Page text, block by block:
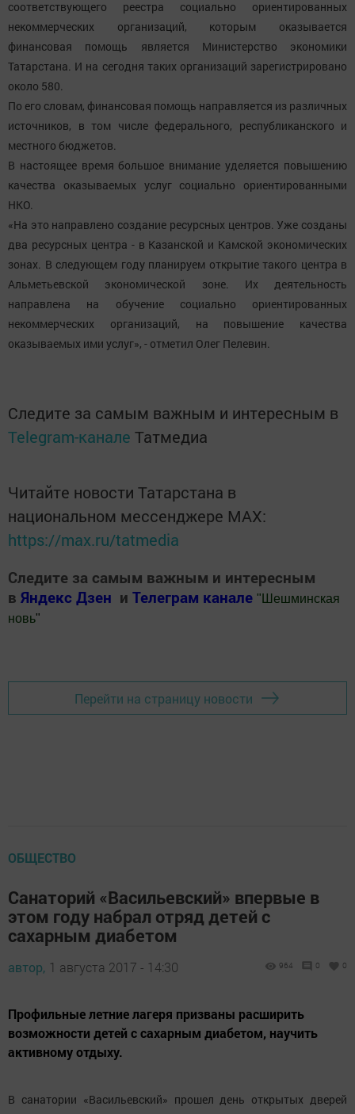
соответствующего реестра социально ориентированных
некоммерческих организаций, которым оказывается
финансовая помощь является Министерство экономики
Татарстана. И на сегодня таких организаций зарегистрировано
около 580.
По его словам, финансовая помощь направляется из различных
источников, в том числе федерального, республиканского и
местного бюджетов.
В настоящее время большое внимание уделяется повышению
качества оказываемых услуг социально ориентированными
НКО.
«На это направлено создание ресурсных центров. Уже созданы
два ресурсных центра - в Казанской и Камской экономических
зонах. В следующем году планируем открытие такого центра в
Альметьевской экономической зоне. Их деятельность
направлена на обучение социально ориентированных
некоммерческих организаций, на повышение качества
оказываемых ими услуг», - отметил Олег Пелевин.
Следите за самым важным и интересным в
Telegram-канале Татмедиа
Читайте новости Татарстана в
национальном мессенджере MАХ:
https://max.ru/tatmedia
Следите за самым важным и интересным
в Яндекс Дзен и Телеграм канале " Шешминская
новь"
Перейти на страницу новости
ОБЩЕСТВО
Санаторий «Васильевский» впервые в
этом году набрал отряд детей с
сахарным диабетом
автор, 1 августа 2017 - 14:30 964 0 0
Профильные летние лагеря призваны расширить
возможности детей с сахарным диабетом, научить
активному отдыху.
В санатории «Васильевский» прошел день открытых дверей